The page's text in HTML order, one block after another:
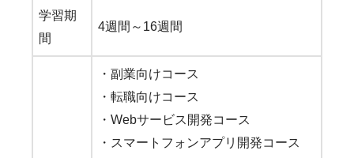
学習期
間
4週間～16週間
・副業向けコース
・転職向けコース
・Webサービス開発コース
・スマートフォンアプリ開発コース